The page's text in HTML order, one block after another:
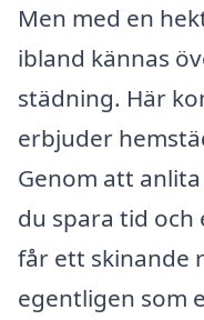
Men med en
ibland kännas
städning. Här
erbjuder
Genom att
du spara tid och
får ett skinande
egentligen som